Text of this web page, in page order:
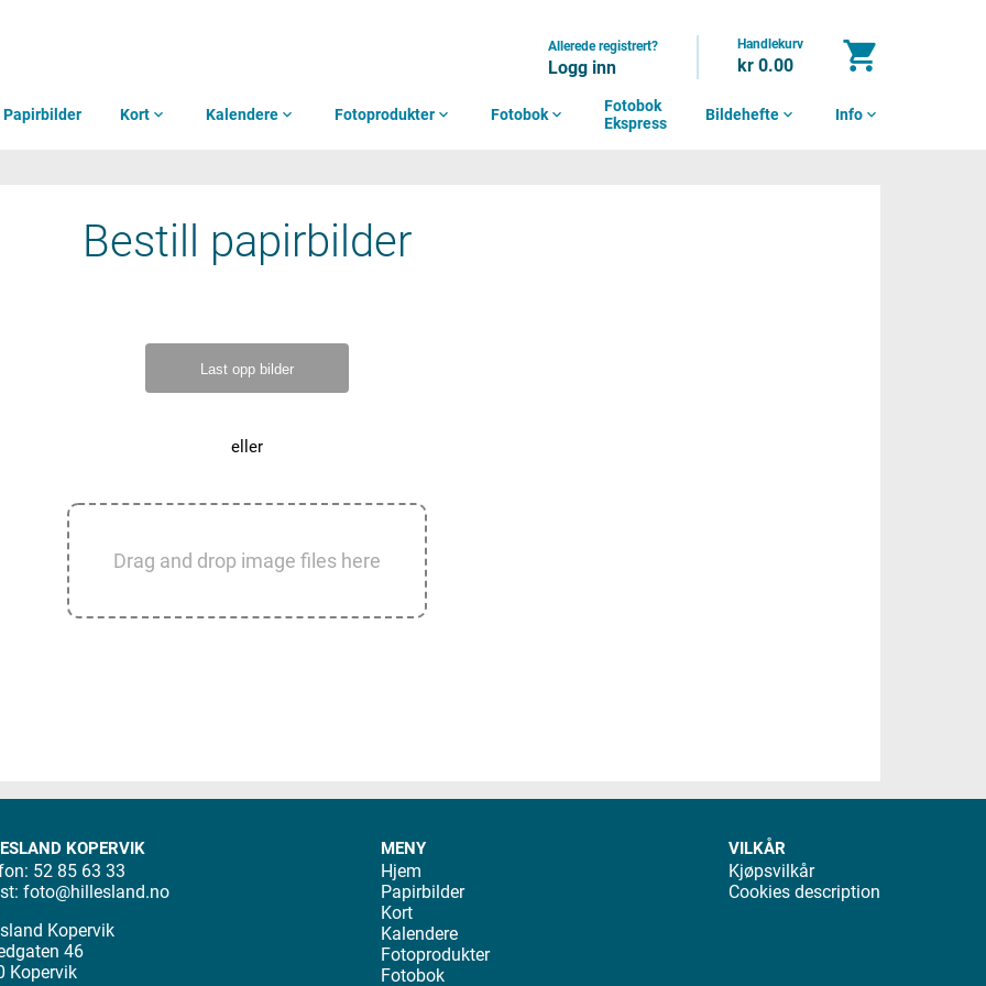
Allerede registrert?
Logg inn
Handlekurv
kr 0.00 shopping_cart
Papirbilder Kort expand_more Kalendere expand_more Fotoprodukter expand_more Fotobok expand_more
Fotobok
Ekspress
Bildehefte expand_more Info expand_more
Bestill papirbilder
Last opp bilder
eller
Drag and drop image files here
KOPERVIK
52 85 63 33
foto@hillesland.no
Kopervik
46
Kopervik
MENY
Hjem
Papirbilder
Kort
Kalendere
Fotoprodukter
Fotobok
VILKÅR
Kjøpsvilkår
Cookies description